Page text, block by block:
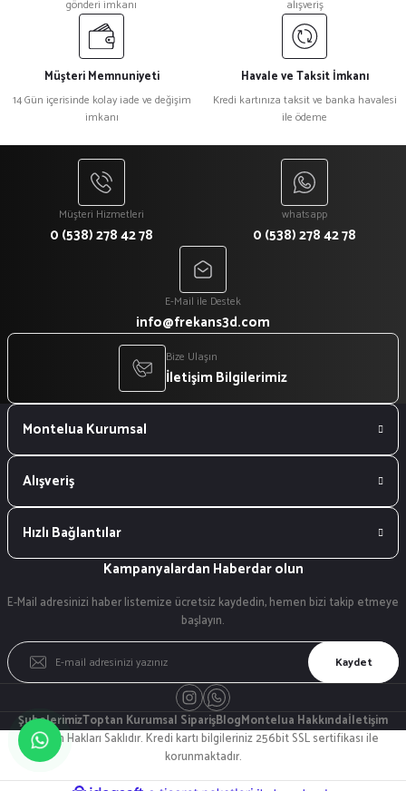
gönderi imkanı
alışveriş
Müşteri Memnuniyeti
14 Gün içerisinde kolay iade ve değişim
imkanı
Havale ve Taksit İmkanı
Kredi kartınıza taksit ve banka havalesi
ile ödeme
Müşteri Hizmetleri
0 (538) 278 42 78
whatsapp
0 (538) 278 42 78
E-Mail ile Destek
info@frekans3d.com
Bize Ulaşın
İletişim Bilgilerimiz
Montelua Kurumsal
Alışveriş
Hızlı Bağlantılar
Kampanyalardan Haberdar olun
E-Mail adresinizi haber listemize ücretsiz kaydedin, hemen bizi takip etmeye
başlayın.
Kaydet
ŞubelerimizToptan Kurumsal SiparişBlogMontelua Hakkındaİletişim
© Tüm Hakları Saklıdır. Kredi kartı bilgileriniz 256bit SSL sertifikası ile
korunmaktadır.